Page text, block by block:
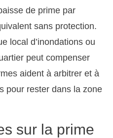
de prime par
sans protection.
local d’inondations ou
peut compenser
aident à arbitrer et à
pour rester dans la zone
sur la prime